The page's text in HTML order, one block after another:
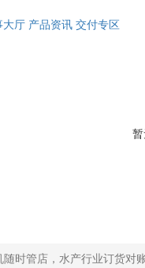
大厅 产品资讯 交付专区
随时管店，水产行业订货对